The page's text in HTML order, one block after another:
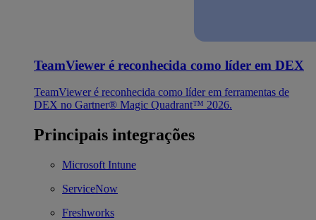
TeamViewer é reconhecida como líder em DEX
TeamViewer é reconhecida como líder em ferramentas de
DEX no Gartner® Magic Quadrant™ 2026.
Principais integrações
Microsoft Intune
ServiceNow
Freshworks